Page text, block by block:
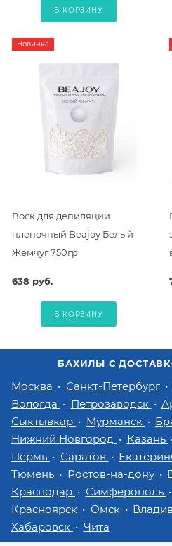
В КОРЗИНУ
Новинка
Воск для депиляции
пленочный Beajoy Белый
Жемчуг 750гр
638 руб.
В КОРЗИНУ
БАХИЛЫ С
Москва Санкт-Петербург
Вологда
Петрозаводск
Сыктывкар
Мурманск
Нижний Новгород
Казань
Пермь
Саратов
Тюмень
Ростов-на-дону
Краснодар
Симферополь
Красноярск
Омск
Хабаровск
Чита